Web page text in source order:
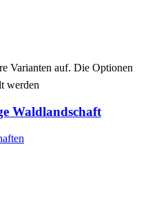
Varianten auf. Die Optionen
werden
Waldlandschaft